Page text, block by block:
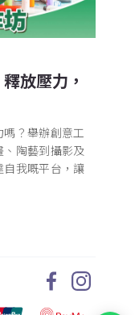
放壓力，
？舉辦創意工
陶藝到攝影及
我嘅平台，讓